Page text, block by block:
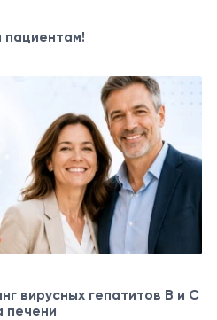
пациентам!
вирусных гепатитов B и C
печени